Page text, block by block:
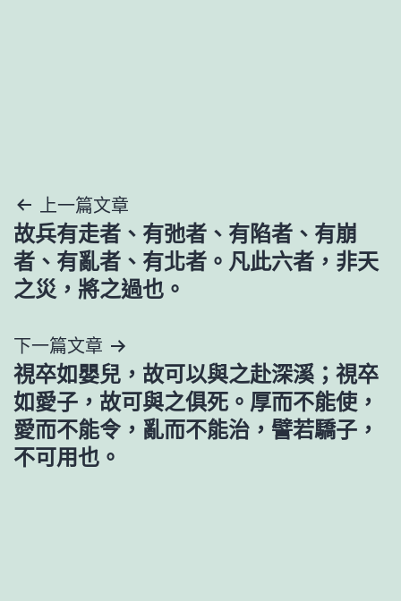
文
章
導
覽
上一篇文章
故兵有走者、有弛者、有陷者、有崩
者、有亂者、有北者。凡此六者，非天
之災，將之過也。
下一篇文章
視卒如嬰兒，故可以與之赴深溪；視卒
如愛子，故可與之俱死。厚而不能使，
愛而不能令，亂而不能治，譬若驕子，
不可用也。